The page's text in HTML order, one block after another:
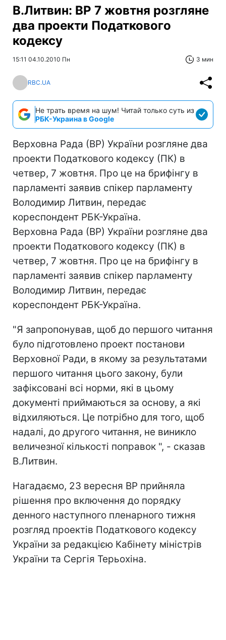
В.Литвин: ВР 7 жовтня розгляне
два проекти Податкового
кодексу
15:11 04.10.2010 Пн 3 мин
RBC.UA
Не трать время на шум! Читай только суть из
РБК-Украина в Google
Верховна Рада (ВР) України розгляне два
проекти Податкового кодексу (ПК) в
четвер, 7 жовтня. Про це на брифінгу в
парламенті заявив спікер парламенту
Володимир Литвин, передає
кореспондент РБК-Україна.
Верховна Рада (ВР) України розгляне два
проекти Податкового кодексу (ПК) в
четвер, 7 жовтня. Про це на брифінгу в
парламенті заявив спікер парламенту
Володимир Литвин, передає
кореспондент РБК-Україна.
"Я запропонував, щоб до першого читання
було підготовлено проект постанови
Верховної Ради, в якому за результатами
першого читання цього закону, були
зафіксовані всі норми, які в цьому
документі приймаються за основу, а які
відхиляються. Це потрібно для того, щоб
надалі, до другого читання, не виникло
величезної кількості поправок ", - сказав
В.Литвин.
Нагадаємо, 23 вересня ВР прийняла
рішення про включення до порядку
денного наступного пленарного тижня
розгляд проектів Податкового кодексу
України за редакцією Кабінету міністрів
України та Сергія Терьохіна.